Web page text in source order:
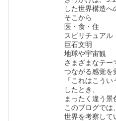
した世界構造へ
そこから
医・食・住
スピリチュアル
巨石文明
地球や宇宙観
さまざまなテー
つながる感覚を
「これはこう
したとき、
まったく違う景
このブログでは
世界を考察して